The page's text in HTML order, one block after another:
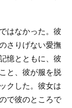
はなかった。彼
さりげない愛撫
憶とともに、彼
と、彼が服を脱
クした。彼女は
で彼のところで